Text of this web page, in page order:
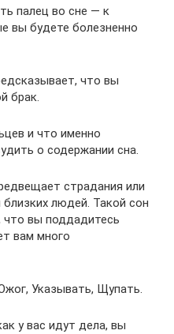
палец во сне — к
вы будете болезненно
что вы
брак.
и что именно
о содержании сна.
страдания или
людей. Такой сон
вы поддадитесь
вам много
Указывать, Щупать.
у вас идут дела, вы